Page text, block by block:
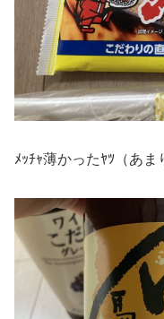
ﾒｯﾁｬ薄かったﾔﾂ（あま